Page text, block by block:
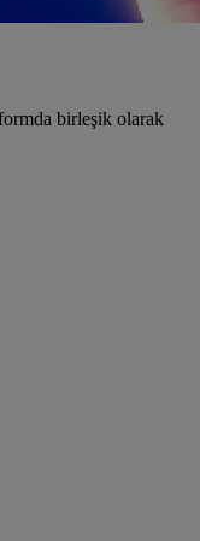
birleşik olarak